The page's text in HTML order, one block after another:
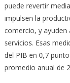
puede revertir
impulsen la
comercio, y ayuden
servicios. Esas
del PIB en 0,7
promedio anual de